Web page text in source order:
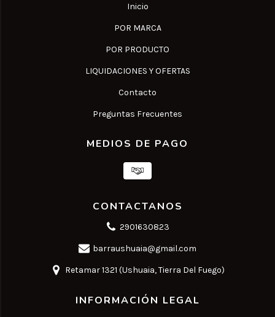
Inicio
POR MARCA
POR PRODUCTO
LIQUIDACIONES Y OFERTAS
Contacto
Preguntas Frecuentes
MEDIOS DE PAGO
CONTACTANOS
2901630823
barraushuaia@gmail.com
Retamar 1321 (Ushuaia, Tierra Del Fuego)
INFORMACIÓN LEGAL